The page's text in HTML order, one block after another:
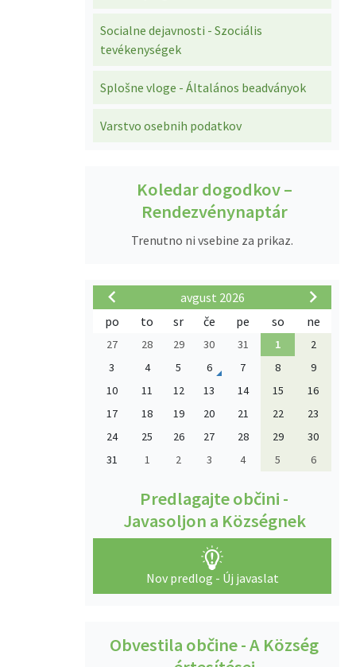
Socialne dejavnosti - Szociális
tevékenységek
Splošne vloge - Általános beadványok
Varstvo osebnih podatkov
Koledar dogodkov –
Rendezvénynaptár
Trenutno ni vsebine za prikaz.
avgust 2026
po
to sr če pe so ne
27 28 29 30 31 1
2
3
4 5 6 7 8
9
10
11 12 13 14 15
16
17
18 19 20 21 22
23
24
25 26 27 28 29
30
31
1 2 3 4 5 6
Predlagajte občini -
Javasoljon a Községnek
Nov predlog - Új javaslat
Obvestila občine - A Község